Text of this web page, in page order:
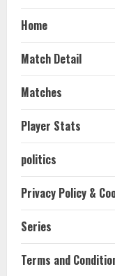
Home
Match Detail
Matches
Player Stats
politics
Privacy Policy &
Series
Terms and